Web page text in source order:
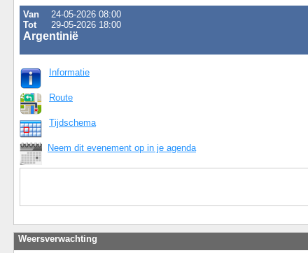
Van
24-05-2026 08:00
Tot
29-05-2026 18:00
Argentinië
Informatie
Route
Tijdschema
Neem dit evenement op in je agenda
Weersverwachting